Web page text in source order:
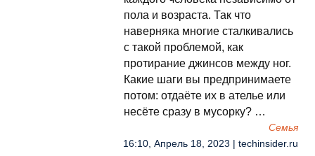
пола и возраста. Так что
наверняка многие сталкивались
с такой проблемой, как
протирание джинсов между ног.
Какие шаги вы предпринимаете
потом: отдаёте их в ателье или
несёте сразу в мусорку? …
Семья
16:10, Апрель 18, 2023 | techinsider.ru